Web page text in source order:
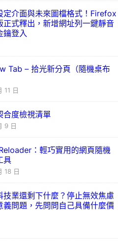
定介面與未來圖檔格式！Firefox
正式釋出，新增網址列一鍵靜音
鑰登入
Tab – 拾光新分頁（隨機桌布
11 日
合度檢視清單
9 日
：輕巧實用的網頁隨機
具
18 日
技業還剩下什麼？停止無效焦慮
義問題，先問問自己具備什麼價